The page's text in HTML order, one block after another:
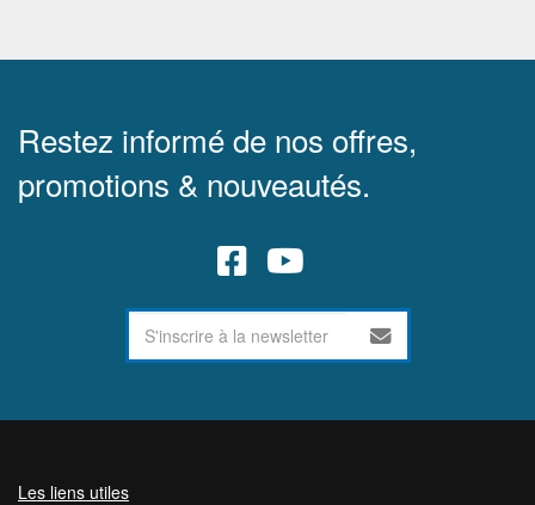
Restez informé de nos offres,
promotions & nouveautés.
Les liens utiles